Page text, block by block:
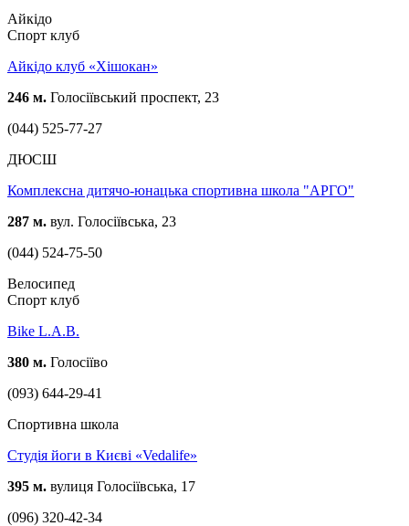
Айкідо
Спорт клуб
Айкідо клуб «Хішокан»
246 м. Голосіївський проспект, 23
(044) 525-77-27
ДЮСШ
Комплексна дитячо-юнацька спортивна школа "АРГО"
287 м. вул. Голосіївська, 23
(044) 524-75-50
Велосипед
Спорт клуб
Bike L.A.B.
380 м. Голосіїво
(093) 644-29-41
Спортивна школа
Студія йоги в Києві «Vedalife»
395 м. вулиця Голосіївська, 17
(096) 320-42-34